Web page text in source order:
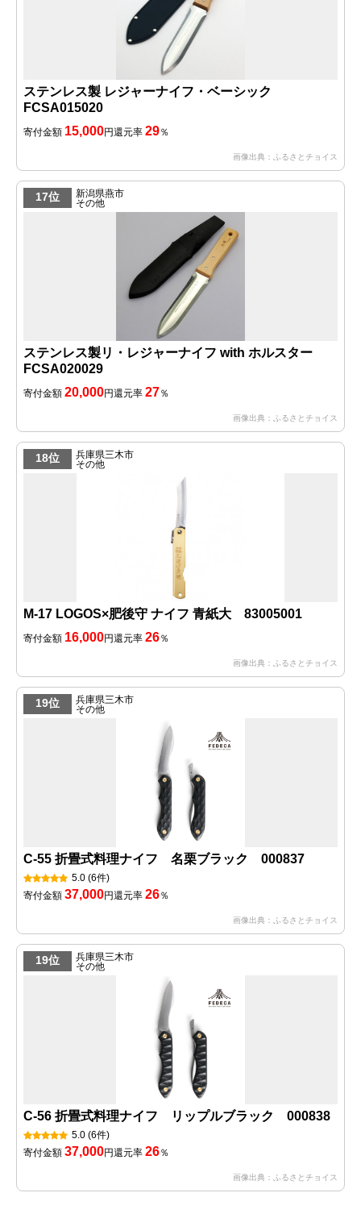
ステンレス製 レジャーナイフ・ベーシック
FCSA015020
寄付金額 15,000円還元率 29％
画像出典：ふるさとチョイス
17位
新潟県燕市
その他
ステンレス製リ・レジャーナイフ with ホルスター
FCSA020029
寄付金額 20,000円還元率 27％
画像出典：ふるさとチョイス
18位
兵庫県三木市
その他
M-17 LOGOS×肥後守 ナイフ 青紙大 83005001
寄付金額 16,000円還元率 26％
画像出典：ふるさとチョイス
19位
兵庫県三木市
その他
C-55 折畳式料理ナイフ 名栗ブラック 000837
5.0 (6件)
寄付金額 37,000円還元率 26％
画像出典：ふるさとチョイス
19位
兵庫県三木市
その他
C-56 折畳式料理ナイフ リップルブラック 000838
5.0 (6件)
寄付金額 37,000円還元率 26％
画像出典：ふるさとチョイス